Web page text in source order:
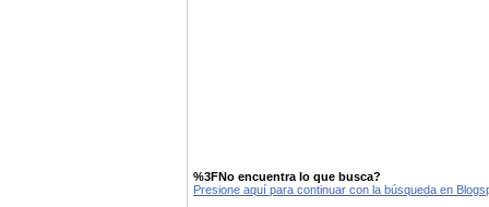
%3FNo encuentra lo que busca?
Presione aquí para continuar con la búsqueda en